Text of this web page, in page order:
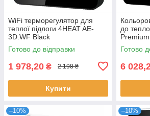
WiFi терморегулятор для
теплої підлоги 4HEAT AE-
3D.WF Black
Готово до відправки
1 978,20 ₴ 2 198 ₴
Купити
до
TFT-
Готово
6
–10% –10%